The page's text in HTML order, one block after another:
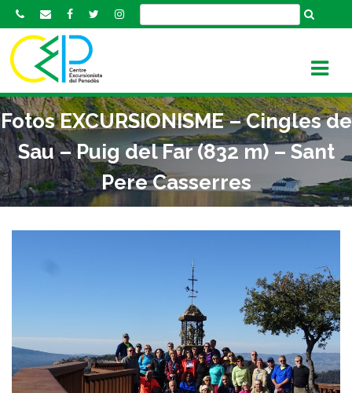
k
o
c
o
n
t
e
Fotos EXCURSIONISME – Cingles de
Sau – Puig del Far (832 m) – Sant
Pere Casserres